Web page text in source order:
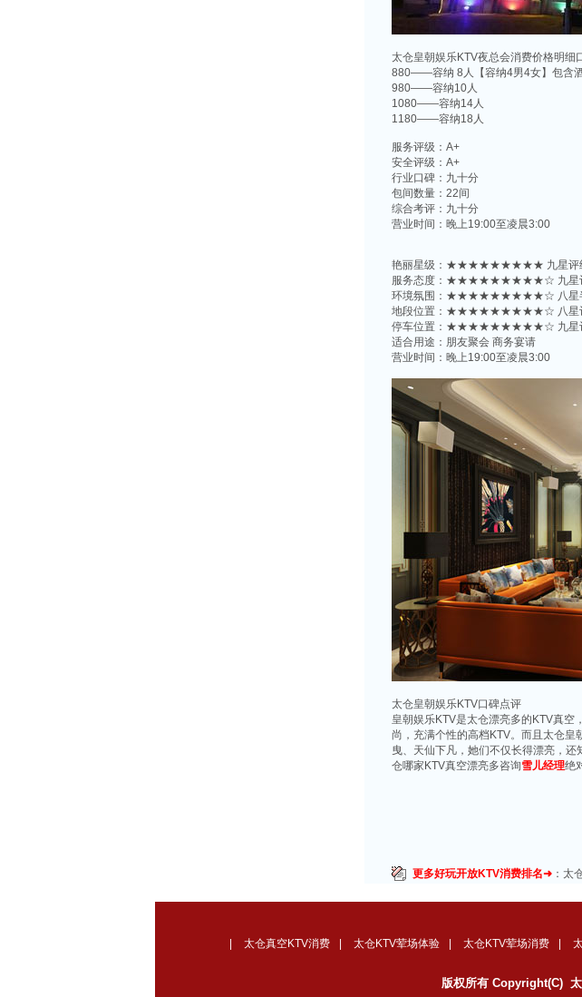
太仓皇朝娱乐KTV夜总会消费价格明细
880——容纳 8人【容纳4男4女】包含
980——容纳10人
1080——容纳14人
1180——容纳18人
服务评级：A+
安全评级：A+
行业口碑：九十分
包间数量：22间
综合考评：九十分
营业时间：晚上19:00至凌晨3:00
艳丽星级​‌‌：★★★★★★★★★ 九星评
服务态度：★★★★★★★★★☆ 九星
环境氛围：★★★★★★★★★☆ 八星
地段位置：★★★★★★★★★☆ 八星
停车位置：★★★★★★★★★☆ 九星
适合用途：朋友聚会 商务宴请
营业时间：晚上19:00至凌晨3:00
太仓皇朝娱乐KTV口碑点评
皇朝娱乐KTV是太仓漂亮多的KTV真
尚，充满个性的高档KTV。而且太仓
曳、天仙下凡，她们不仅长得漂亮，
仓哪家KTV真空漂亮多咨询雪儿经理绝
更多好玩开放KTV消费排名➜ ： 太
太仓真空KTV消费 太仓KTV荤场体验 太仓KTV荤场消费
版权所有 Copyright(C) 太